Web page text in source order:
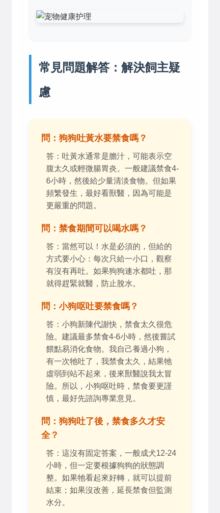
常見問題解答：解決飼主疑
慮
問：狗狗吐黃水要禁食嗎？
答：吐黃水通常是膽汁，可能表示空
腹太久或輕微腸胃炎。一般建議禁食4-
6小時，然後給少量清淡食物。但如果
頻繁發生，最好看獸醫，因為可能是
更嚴重的問題。
問：禁食期間可以喝水嗎？
答：當然可以！水是必須的，但給的
方式要小心：每次只給一小口，觀察
有沒有再吐。如果狗狗連水都吐，那
就得趕緊就醫，防止脫水。
問：小狗呕吐要禁食嗎？
答：小狗新陳代謝快，禁食太久很危
險。建議最多禁食4-6小時，然後嘗試
餵點易消化食物。我自己養過小狗，
有一次牠吐了，我禁食太久，結果牠
虛弱到站不起來，後來獸醫說我太冒
險。所以，小狗呕吐時，禁食要更謹
慎，最好先諮詢專業意見。
問：狗狗吐了後，禁食多久才安
全？
答：這沒有固定答案，一般成犬12-24
小時，但一定要根據狗狗的狀態調
整。如果牠看起來好轉，就可以提前
結束；如果沒改善，延長禁食但監測
水分。